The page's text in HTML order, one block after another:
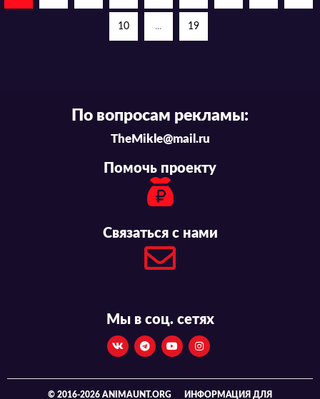
10 ... 19
По вопросам рекламы:
TheMikle@mail.ru
Помочь проекту
Связаться с нами
Мы в соц. сетях
© 2016-2026 ANIMAUNT.ORG ИНФОРМАЦИЯ ДЛЯ